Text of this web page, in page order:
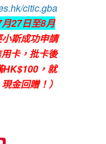
citic.gba
月27日至8月
斯成功申請
卡，批卡後
HK$100，就
現金回贈！）